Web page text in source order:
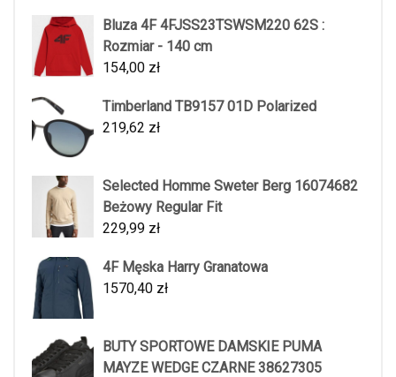
Bluza 4F 4FJSS23TSWSM220 62S :
Rozmiar - 140 cm
154,00 zł
Timberland TB9157 01D Polarized
219,62 zł
Selected Homme Sweter Berg 16074682
Beżowy Regular Fit
229,99 zł
4F Męska Harry Granatowa
1570,40 zł
BUTY SPORTOWE DAMSKIE PUMA
MAYZE WEDGE CZARNE 38627305